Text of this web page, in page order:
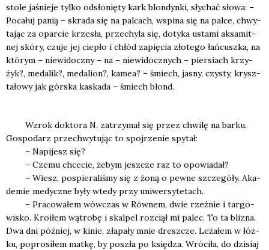
sto­le jaśnie­je tyl­ko odsło­nię­ty kark blon­dyn­ki, sły­chać sło­wa: –
Poca­łuj panią – skra­da się na pal­cach, wspi­na się na pal­ce, chwy­
ta­jąc za opar­cie krze­sła, prze­chy­la się, doty­ka usta­mi aksa­mit­
nej skó­ry, czu­je jej cie­pło i chłód zapię­cia zło­te­go łań­cusz­ka, na
któ­rym – nie­wi­docz­ny – na – nie­wi­docz­nych – pier­siach krzy­
żyk?, meda­lik?, meda­lion?, kamea? – śmiech, jasny, czy­sty, krysz­
ta­ło­wy jak gór­ska kaska­da – śmiech blond.
Wzrok dok­to­ra N. zatrzy­mał się przez chwi­lę na bar­ku.
Gospo­darz prze­chwy­tu­jąc to spoj­rze­nie spy­tał:
– Napi­jesz się?
– Cze­mu chce­cie, żebym jesz­cze raz to opo­wia­dał?
– Wiesz, pospie­ra­li­śmy się z żoną o pew­ne szcze­gó­ły. Aka­
de­mie medycz­ne były wte­dy przy uni­wer­sy­te­tach.
– Pra­co­wa­łem wów­czas w Rów­nem, dwie rzeź­nie i tar­go­
wi­sko. Kro­iłem wątro­bę i skal­pel roz­ciął mi palec. To ta bli­zna.
Dwa dni póź­niej, w kinie, zła­pa­ły mnie dresz­cze. Leża­łem w łóż­
ku, popro­si­łem mat­kę, by poszła po księ­dza. Wró­ci­ła, do dzi­siaj